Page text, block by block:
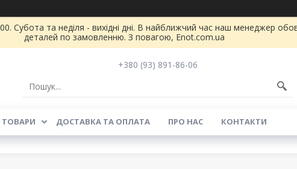
Субота та неділя - вихідні дні. В найближчий час наш менеджер
деталей по замовленню. З повагою, Enot.com.ua
+380 (93) 891-86-06
ТОВАРИ ДОСТАВКА ТА ОПЛАТА ПРО НАС КОНТАКТИ